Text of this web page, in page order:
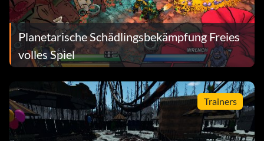
Planetarische Schädlingsbekämpfung Freies
volles Spiel
Trainers